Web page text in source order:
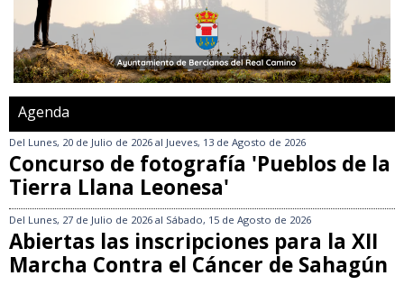
Agenda
Del Lunes, 20 de Julio de 2026 al Jueves, 13 de Agosto de 2026
Concurso de fotografía 'Pueblos de la
Tierra Llana Leonesa'
Del Lunes, 27 de Julio de 2026 al Sábado, 15 de Agosto de 2026
Abiertas las inscripciones para la XII
Marcha Contra el Cáncer de Sahagún